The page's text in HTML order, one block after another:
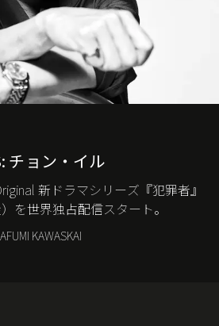
チョン・イル
新ドラマシリーズ『犯罪者』
を世界独占配信スタート。
KAWASKAI